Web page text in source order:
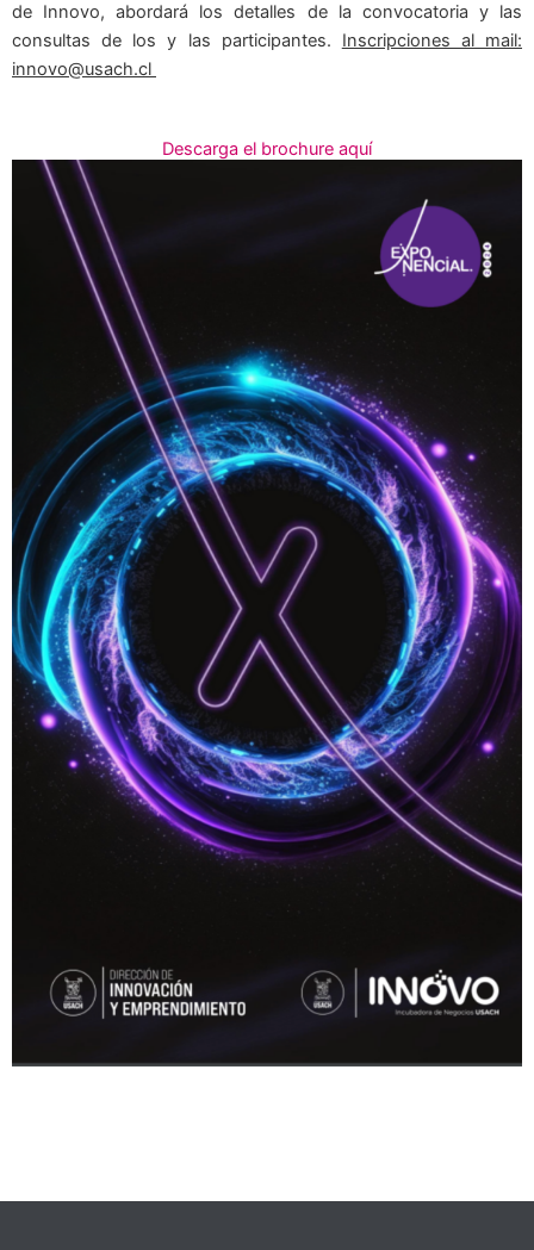
de Innovo, abordará los detalles de la convocatoria y las
consultas de los y las participantes. Inscripciones al mail:
innovo@usach.cl
Descarga el brochure aquí